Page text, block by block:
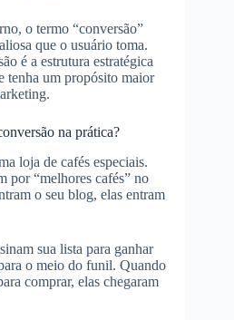
o termo “conversão”
que o usuário toma.
é a estrutura estratégica
tenha um propósito maior
na prática?
loja de cafés especiais.
por “melhores cafés” no
o seu blog, elas entram
sua lista para ganhar
o meio do funil. Quando
comprar, elas chegaram